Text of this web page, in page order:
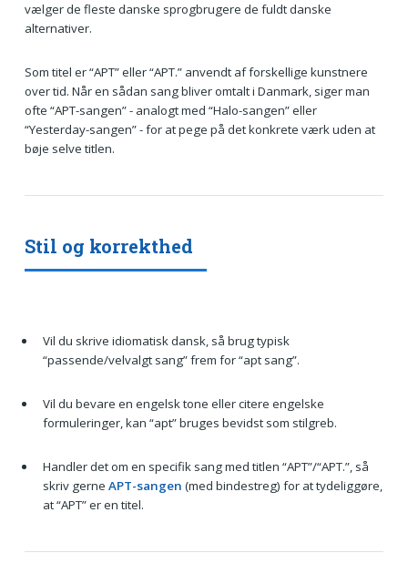
vælger de fleste danske sprogbrugere de fuldt danske
alternativer.
Som titel er “APT” eller “APT.” anvendt af forskellige kunstnere
over tid. Når en sådan sang bliver omtalt i Danmark, siger man
ofte “APT-sangen” - analogt med “Halo-sangen” eller
“Yesterday-sangen” - for at pege på det konkrete værk uden at
bøje selve titlen.
Stil og korrekthed
Vil du skrive idiomatisk dansk, så brug typisk
“passende/velvalgt sang” frem for “apt sang”.
Vil du bevare en engelsk tone eller citere engelske
formuleringer, kan “apt” bruges bevidst som stilgreb.
Handler det om en specifik sang med titlen “APT”/“APT.”, så
skriv gerne APT-sangen (med bindestreg) for at tydeliggøre,
at “APT” er en titel.